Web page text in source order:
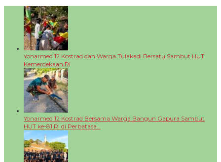
Yonarmed 12 Kostrad dan Warga Tulakadi Bersatu Sambut HUT
Kemerdekaan RI
Yonarmed 12 Kostrad Bersama Warga Bangun Gapura Sambut
HUT ke-81 RI di Perbatasa…